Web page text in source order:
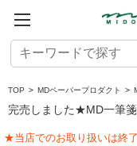
TOP > MDペーパープロダクト >
完売しました★MD一筆
★当店でのお取り扱いは終